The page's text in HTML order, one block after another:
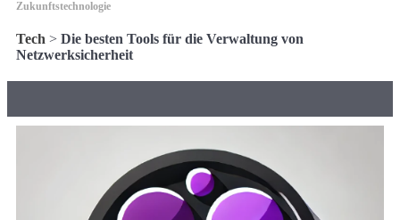
Zukunftstechnologie
Tech > Die besten Tools für die Verwaltung von
Netzwerksicherheit